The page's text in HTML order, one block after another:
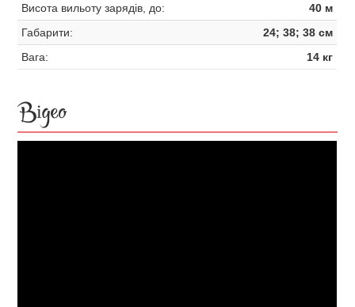
Висота вильоту зарядів, до:
40 м
Габарити:
24; 38; 38 см
Вага:
14 кг
Відео